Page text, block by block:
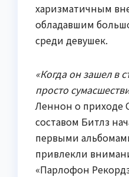
харизматичным
обладавшим
среди девушек.
«Когда он зашел в
просто
Леннон о приходе
составом Битлз
первыми
привлекли
«Парлофон